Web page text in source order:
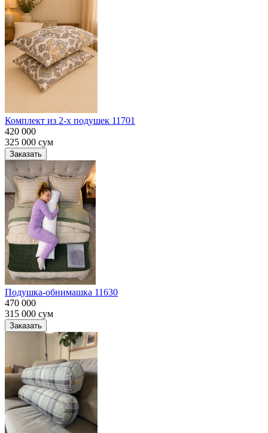
Комплект из 2-х подушек 11701
420 000
325 000 сум
Заказать
Подушка-обнимашка 11630
470 000
315 000 сум
Заказать